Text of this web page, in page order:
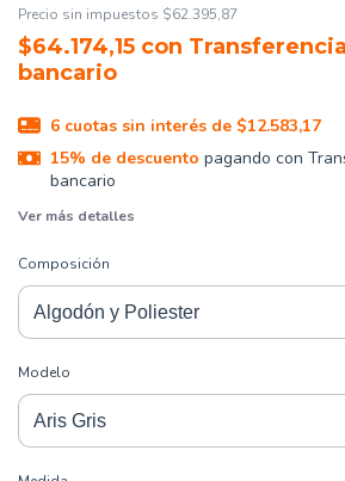
Precio sin impuestos $62.395,87
$64.174,15 con
bancario
6 cuotas sin interés de $12.583,17
15% de descuento pagando con
bancario
Ver más detalles
Composición
Modelo